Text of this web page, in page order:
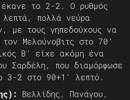
έκανε το 2-2. Ο ρυθμός
πολλά νεύρα
με τους γηπεδούχους να
Μελούνοβιτς στο 70′
Β’ είχε ακόμη ένα
Σαρδέλη, που διαμόρφωσε
3-2 στο 90+1′ λεπτό.
Βελλίδης, Πανάγου,